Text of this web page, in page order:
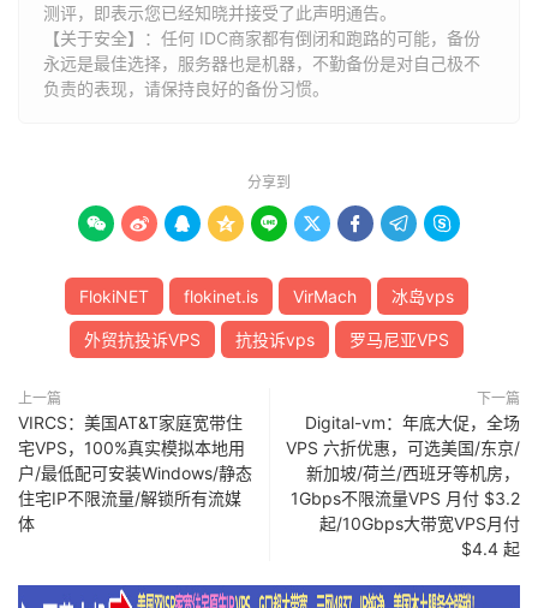
测评，即表示您已经知晓并接受了此声明通告。
【关于安全】：任何 IDC商家都有倒闭和跑路的可能，备份
永远是最佳选择，服务器也是机器，不勤备份是对自己极不
负责的表现，请保持良好的备份习惯。
分享到
        
FlokiNET flokinet.is VirMach 冰岛vps
外贸抗投诉VPS 抗投诉vps 罗马尼亚VPS
上一篇
VIRCS：美国AT&T家庭宽带住
宅VPS，100%真实模拟本地用
户/最低配可安装Windows/静态
住宅IP不限流量/解锁所有流媒
体
下一篇
Digital-vm：年底大促，全场
VPS 六折优惠，可选美国/东京/
新加坡/荷兰/西班牙等机房，
1Gbps不限流量VPS 月付 $3.2
起/10Gbps大带宽VPS月付
$4.4 起